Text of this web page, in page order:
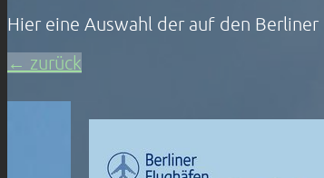
Hier eine Auswahl der auf den
← zurück